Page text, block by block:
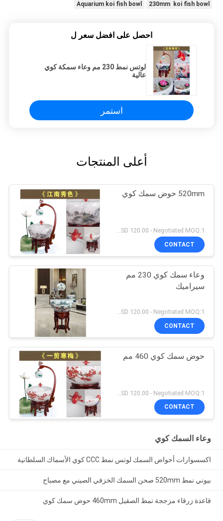
230mm koi fish bowl
Aquarium koi fish bowl
احصل على افضل سعر ل
لوتس نمط 230 مم وعاء سمكة كوي
عالية
استمر
أعلى المنتجات
520mm حوض سمك كوي
CONTACT
وعاء سمك كوي 230 مم
سيراميك
CONTACT
حوض سمك كوي 460 مم
CONTACT
وعاء السمك كوي
اكسسوارات أحواض السمك لوتس نمط CCC كوي الأسماك السلطانية
بيوني نمط 520mm صحن السمك الخزفي الصيني مع مصباح
قاعدة زرقاء مزججة نمط الصقيل 460mm حوض سمك كوي